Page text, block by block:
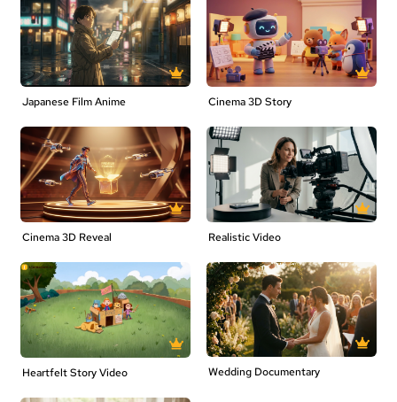
Japanese Film Anime Cinema 3D Story
Cinema 3D Reveal Realistic Video
Heartfelt Story Video Wedding Documentary